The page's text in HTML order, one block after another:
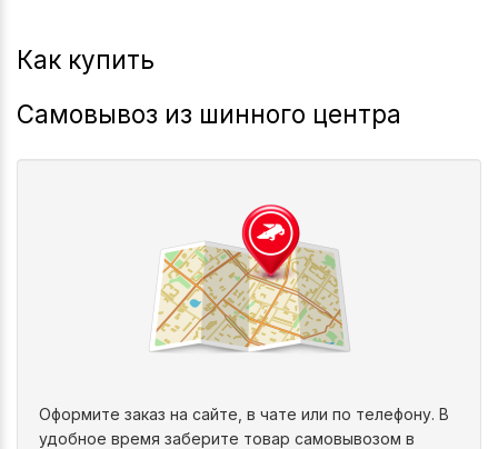
Как купить
Самовывоз из шинного центра
Оформите заказ на сайте, в чате или по телефону. В
удобное время заберите товар самовывозом в